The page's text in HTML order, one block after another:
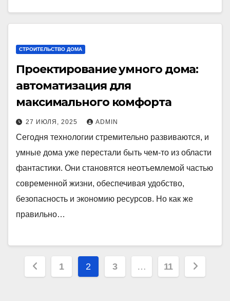
СТРОИТЕЛЬСТВО ДОМА
Проектирование умного дома:
автоматизация для
максимального комфорта
27 ИЮЛЯ, 2025 ADMIN
Сегодня технологии стремительно развиваются, и
умные дома уже перестали быть чем-то из области
фантастики. Они становятся неотъемлемой частью
современной жизни, обеспечивая удобство,
безопасность и экономию ресурсов. Но как же
правильно…
Пагинация
1 2 3 … 11